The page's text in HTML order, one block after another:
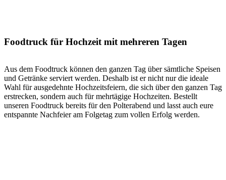
Foodtruck für Hochzeit mit mehreren Tagen
Aus dem Foodtruck können den ganzen Tag über sämtliche Speisen
und Getränke serviert werden. Deshalb ist er nicht nur die ideale
Wahl für aus­ge­dehnte Hoch­zeits­feiern, die sich über den ganzen Tag
erstrecken, sondern auch für mehr­tägige Hoch­zeiten. Bestellt
unseren Food­truck bereits für den Polter­abend und lasst auch eure
entspannte Nach­feier am Folge­tag zum vollen Erfolg werden.